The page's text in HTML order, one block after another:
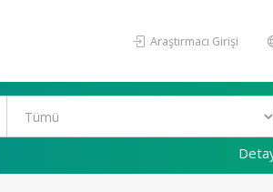
Araştırmacı Girişi